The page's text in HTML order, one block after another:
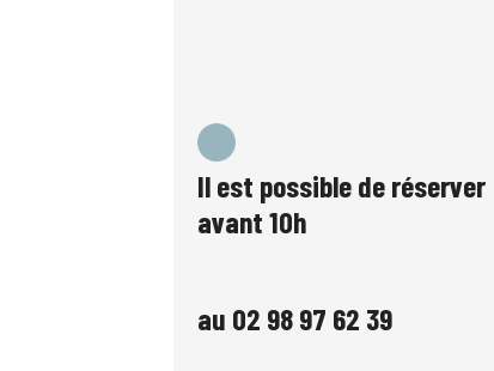
Il est possible de réserver
avant 10h
au 02 98 97 62 39